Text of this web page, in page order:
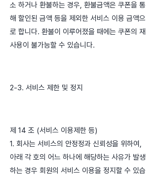
소 하거나 환불하는 경우, 환불금액은 쿠폰을 통
해 할인된 금액 등을 제외한 서비스 이용 금액으
로 합니다. 환불이 이루어졌을 때에는 쿠폰의 재
사용이 불가능할 수 있습니다.
2-3. 서비스 제한 및 정지
제 14 조 (서비스 이용제한 등)
1. 회사는 서비스의 안정정과 신뢰성을 위하여,
아래 각 호의 어느 하나에 해당하는 사유가 발생
하는 경우 회원의 서비스 이용을 정지할 수 있습